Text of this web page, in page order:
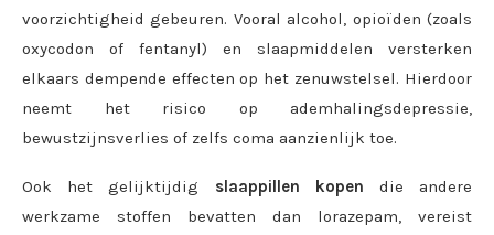
voorzichtigheid gebeuren. Vooral alcohol, opioïden (zoals
oxycodon of fentanyl) en slaapmiddelen versterken
elkaars dempende effecten op het zenuwstelsel. Hierdoor
neemt het risico op ademhalingsdepressie,
bewustzijnsverlies of zelfs coma aanzienlijk toe.
Ook het gelijktijdig slaappillen kopen die andere
werkzame stoffen bevatten dan lorazepam, vereist